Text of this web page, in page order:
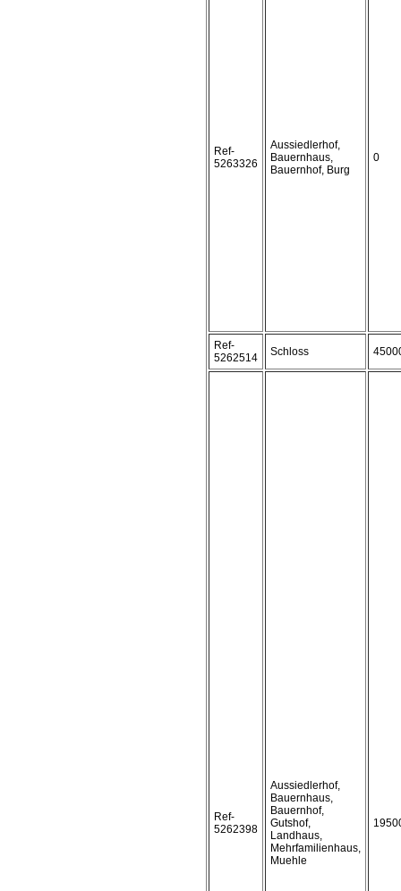
Ref-
5263326
Aussiedlerhof,
Bauernhaus,
Bauernhof, Burg
0
Ref-
5262514
Schloss
Ref-
5262398
Aussiedlerhof,
Bauernhaus,
Bauernhof,
Gutshof,
Landhaus,
Mehrfamilienhaus,
Muehle